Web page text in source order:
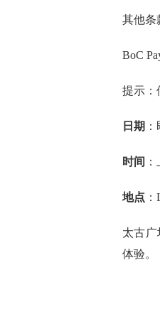
其他条
BoC
提示：
日期
时间
地点
太古
体验。